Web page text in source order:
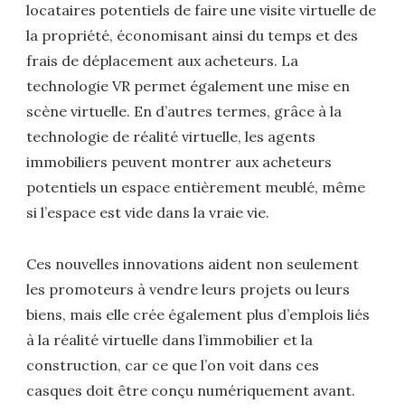
locataires potentiels de faire une visite virtuelle de
la propriété, économisant ainsi du temps et des
frais de déplacement aux acheteurs. La
technologie VR permet également une mise en
scène virtuelle. En d’autres termes, grâce à la
technologie de réalité virtuelle, les agents
immobiliers peuvent montrer aux acheteurs
potentiels un espace entièrement meublé, même
si l’espace est vide dans la vraie vie.
Ces nouvelles innovations aident non seulement
les promoteurs à vendre leurs projets ou leurs
biens, mais elle crée également plus d’emplois liés
à la réalité virtuelle dans l’immobilier et la
construction, car ce que l’on voit dans ces
casques doit être conçu numériquement avant.